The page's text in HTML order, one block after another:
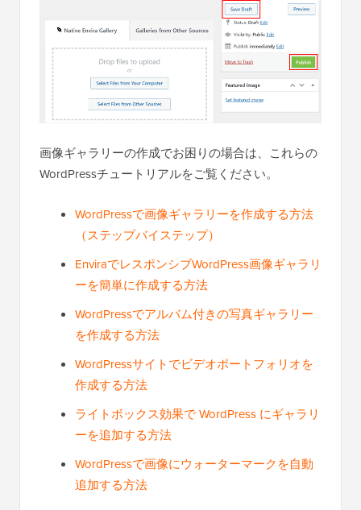
画像ギャラリーの作成でお困りの場合は、これらの
WordPressチュートリアルをご覧ください。
WordPressで画像ギャラリーを作成する方法
（ステップバイステップ）
EnviraでレスポンシブWordPress画像ギャラリ
ーを簡単に作成する方法
WordPressでアルバム付きの写真ギャラリー
を作成する方法
WordPressサイトでビデオポートフォリオを
作成する方法
ライトボックス効果で WordPress にギャラリ
ーを追加する方法
WordPressで画像にウォーターマークを自動
追加する方法